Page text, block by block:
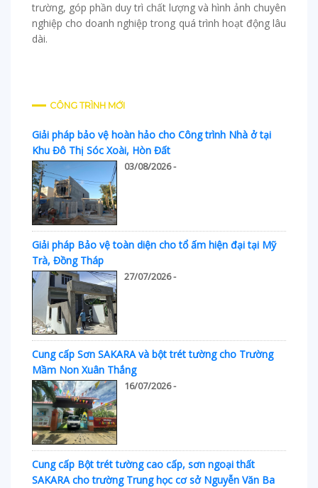
trường, góp phần duy trì chất lượng và hình ảnh chuyên
nghiệp cho doanh nghiệp trong quá trình hoạt động lâu
dài.
CÔNG TRÌNH MỚI
Giải pháp bảo vệ hoàn hảo cho Công trình Nhà ở tại
Khu Đô Thị Sóc Xoài, Hòn Đất
03/08/2026 -
Giải pháp Bảo vệ toàn diện cho tổ ấm hiện đại tại Mỹ
Trà, Đồng Tháp
27/07/2026 -
Cung cấp Sơn SAKARA và bột trét tường cho Trường
Mầm Non Xuân Thắng
16/07/2026 -
Cung cấp Bột trét tường cao cấp, sơn ngoại thất
SAKARA cho trường Trung học cơ sở Nguyễn Văn Ba